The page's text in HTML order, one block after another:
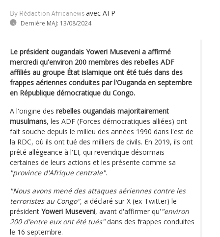
By Rédaction Africanews avec AFP
Dernière MAJ: 13/08/2024
Le président ougandais Yoweri Museveni a affirmé
mercredi qu'environ 200 membres des rebelles ADF
affiliés au groupe État islamique ont été tués dans des
frappes aériennes conduites par l'Ouganda en septembre
en République démocratique du Congo.
A l'origine des rebelles ougandais majoritairement
musulmans, les ADF (Forces démocratiques alliées) ont
fait souche depuis le milieu des années 1990 dans l'est de
la RDC, où ils ont tué des milliers de civils. En 2019, ils ont
prêté allégeance à l'EI, qui revendique désormais
certaines de leurs actions et les présente comme sa
"province d'Afrique centrale".
"Nous avons mené des attaques aériennes contre les
terroristes au Congo", a déclaré sur X (ex-Twitter) le
président Yoweri Museveni, avant d'affirmer qu' "environ
200 d'entre eux ont été tués"dans des frappes conduites
le 16 septembre.